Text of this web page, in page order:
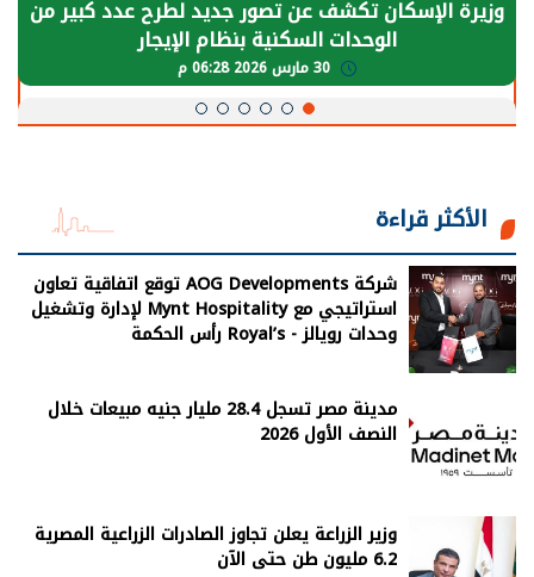
الرئيس السيسي: توقف الأنشطة في قطاع الطاقة
يحتاج إلى سنوات لعودة معدلات الإنتاج الطبيعية
الأكثر قراءة
شركة AOG Developments توقع اتفاقية تعاون
استراتيجي مع Mynt Hospitality لإدارة وتشغيل
وحدات رويالز - Royal’s رأس الحكمة
مدينة مصر تسجل 28.4 مليار جنيه مبيعات خلال
النصف الأول 2026
وزير الزراعة يعلن تجاوز الصادرات الزراعية المصرية
6.2 مليون طن حتى الآن